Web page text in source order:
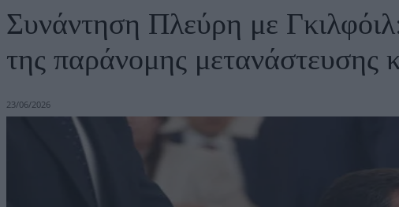
Συνάντηση Πλεύρη με
της παράνομης
23/06/2026